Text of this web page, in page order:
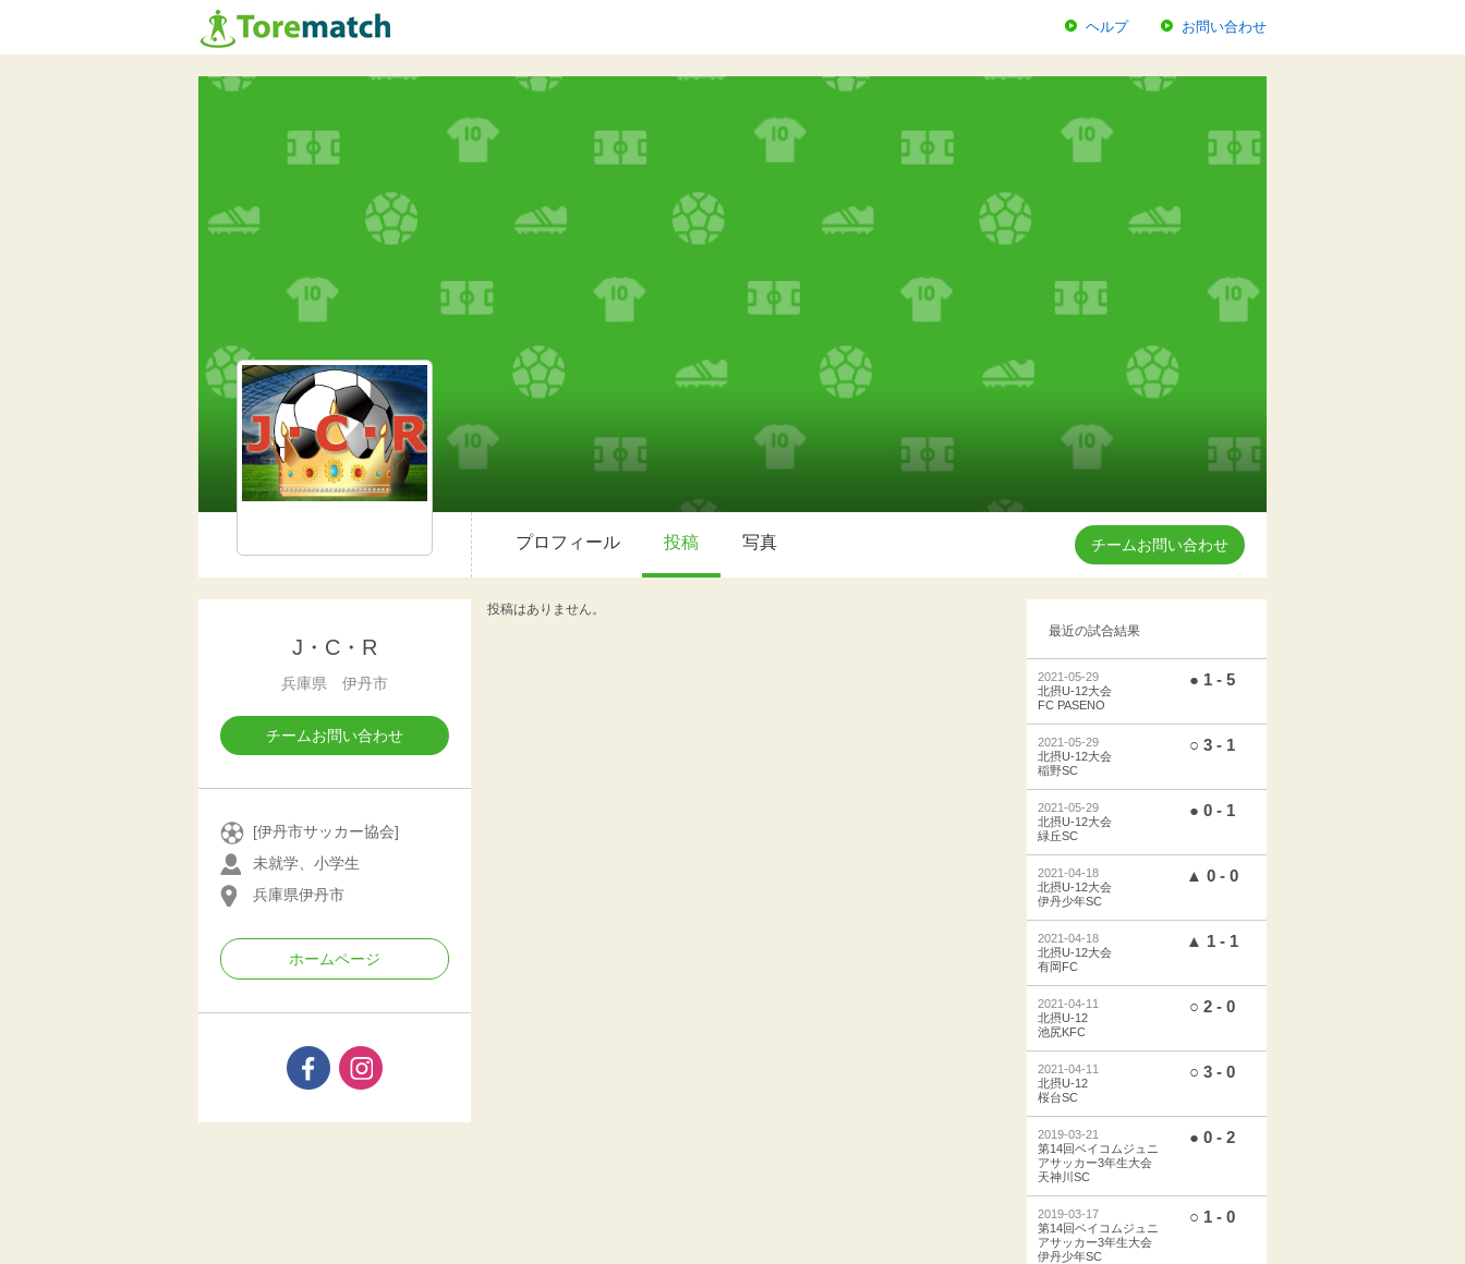
ヘルプ お問い合わせ
プロフィール 投稿 写真 チームお問い合わせ
J・C・R
兵庫県 伊丹市
チームお問い合わせ
[伊丹市サッカー協会]
未就学、小学生
兵庫県伊丹市
ホームページ
投稿はありません。
最近の試合結果
2021-05-29
北摂U-12大会
FC PASENO
● 1 - 5
2021-05-29
北摂U-12大会
稲野SC
○ 3 - 1
2021-05-29
北摂U-12大会
緑丘SC
● 0 - 1
2021-04-18
北摂U-12大会
伊丹少年SC
▲ 0 - 0
2021-04-18
北摂U-12大会
有岡FC
▲ 1 - 1
2021-04-11
北摂U-12
池尻KFC
○ 2 - 0
2021-04-11
北摂U-12
桜台SC
○ 3 - 0
2019-03-21
第14回ベイコムジュニ
アサッカー3年生大会
天神川SC
● 0 - 2
2019-03-17
第14回ベイコムジュニ
アサッカー3年生大会
伊丹少年SC
○ 1 - 0